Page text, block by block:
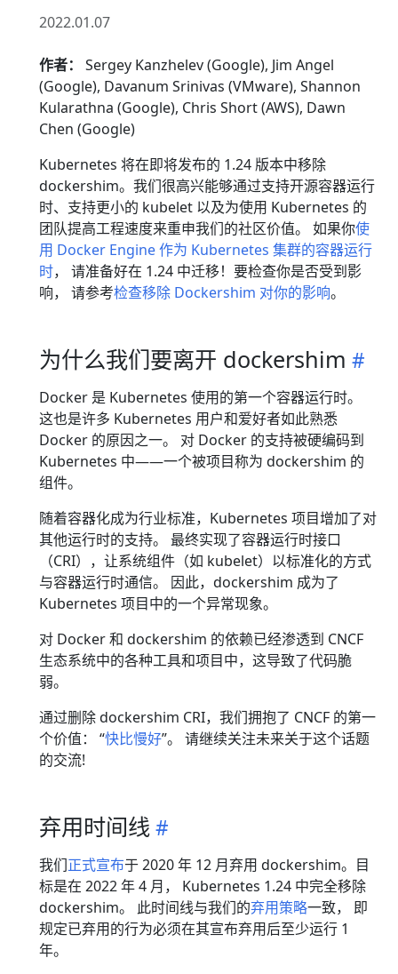
2022.01.07
作者：
Sergey Kanzhelev (Google), Jim Angel
(Google), Davanum Srinivas (VMware), Shannon
Kularathna (Google), Chris Short (AWS), Dawn
Chen (Google)
Kubernetes 将在即将发布的 1.24 版本中移除
dockershim。我们很高兴能够通过支持开源容器运行
时、支持更小的 kubelet 以及为使用 Kubernetes 的
团队提高工程速度来重申我们的社区价值。 如果你使
用 Docker Engine 作为 Kubernetes 集群的容器运行
时， 请准备好在 1.24 中迁移！要检查你是否受到影
响， 请参考检查移除 Dockershim 对你的影响。
为什么我们要离开 dockershim
Docker 是 Kubernetes 使用的第一个容器运行时。
这也是许多 Kubernetes 用户和爱好者如此熟悉
Docker 的原因之一。 对 Docker 的支持被硬编码到
Kubernetes 中——一个被项目称为 dockershim 的
组件。
随着容器化成为行业标准，Kubernetes 项目增加了对
其他运行时的支持。 最终实现了容器运行时接口
（CRI），让系统组件（如 kubelet）以标准化的方式
与容器运行时通信。 因此，dockershim 成为了
Kubernetes 项目中的一个异常现象。
对 Docker 和 dockershim 的依赖已经渗透到 CNCF
生态系统中的各种工具和项目中，这导致了代码脆
弱。
通过删除 dockershim CRI，我们拥抱了 CNCF 的第一
个价值： “快比慢好”。 请继续关注未来关于这个话题
的交流!
弃用时间线
我们正式宣布于 2020 年 12 月弃用 dockershim。目
标是在 2022 年 4 月， Kubernetes 1.24 中完全移除
dockershim。 此时间线与我们的弃用策略一致， 即
规定已弃用的行为必须在其宣布弃用后至少运行 1
年。